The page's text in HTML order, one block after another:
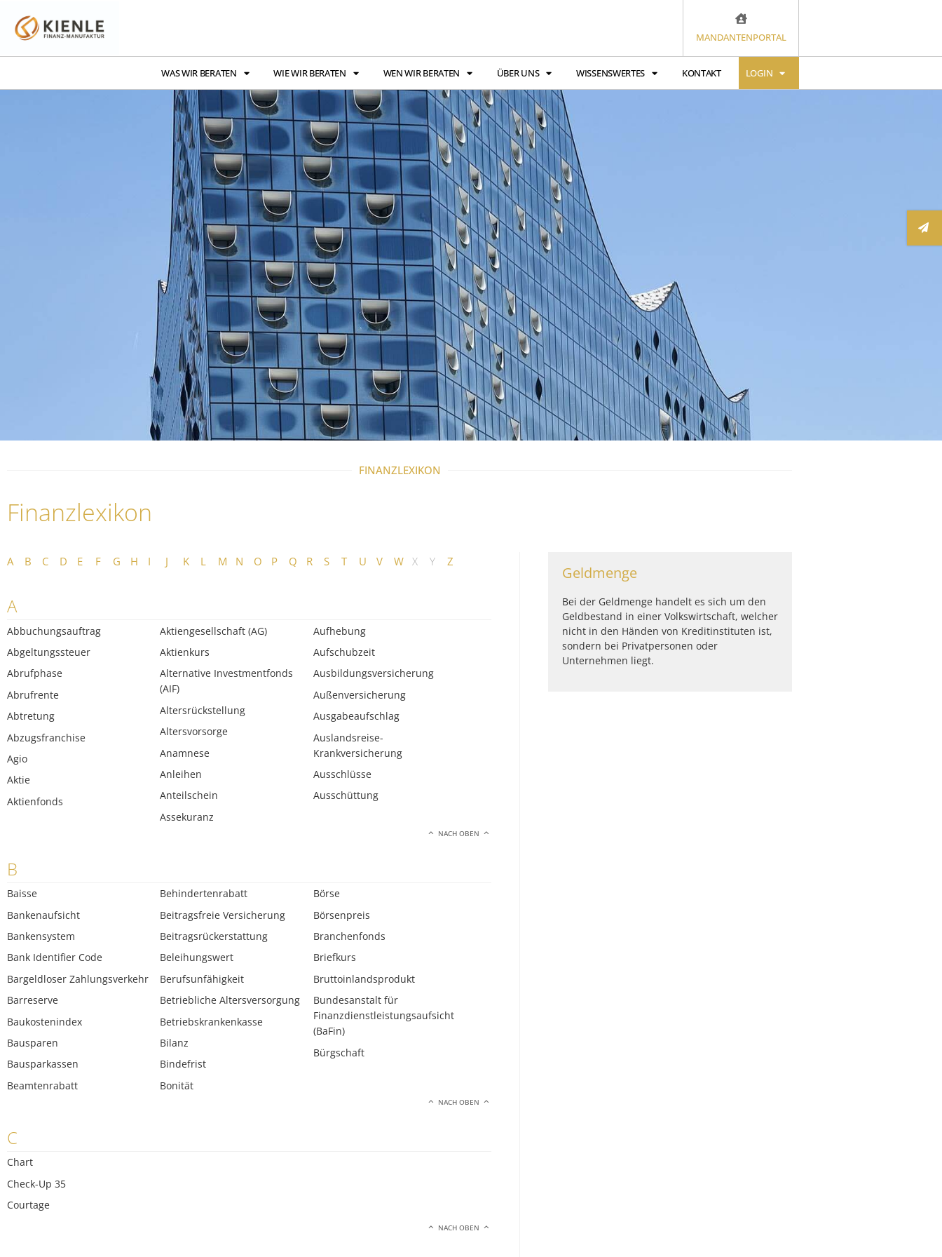
MANDANTENPORTAL
WAS WIR BERATEN WIE WIR BERATEN WEN WIR BERATEN ÜBER UNS WISSENSWERTES KONTAKT LOGIN
FINANZLEXIKON
Finanzlexikon
A B C D E F G H I J K L M N O P Q R S T U V W X Y Z
A
Abbuchungsauftrag
Abgeltungssteuer
Abrufphase
Abrufrente
Abtretung
Abzugsfranchise
Agio
Aktie
Aktienfonds
Aktiengesellschaft (AG)
Aktienkurs
Alternative Investmentfonds
(AIF)
Altersrückstellung
Altersvorsorge
Anamnese
Anleihen
Anteilschein
Assekuranz
Aufhebung
Aufschubzeit
Ausbildungsversicherung
Außenversicherung
Ausgabeaufschlag
Auslandsreise-
Krankversicherung
Ausschlüsse
Ausschüttung
NACH OBEN
B
Baisse
Bankenaufsicht
Bankensystem
Bank Identifier Code
Bargeldloser Zahlungsverkehr
Barreserve
Baukostenindex
Bausparen
Bausparkassen
Beamtenrabatt
Behindertenrabatt
Beitragsfreie Versicherung
Beitragsrückerstattung
Beleihungswert
Berufsunfähigkeit
Betriebliche Altersversorgung
Betriebskrankenkasse
Bilanz
Bindefrist
Bonität
Börse
Börsenpreis
Branchenfonds
Briefkurs
Bruttoinlandsprodukt
Bundesanstalt für
Finanzdienstleistungsaufsicht
(BaFin)
Bürgschaft
NACH OBEN
C
Chart
Check-Up 35
Courtage
NACH OBEN
Geldmenge
Bei der Geldmenge handelt es sich um den
Geldbestand in einer Volkswirtschaft, welcher
nicht in den Händen von Kreditinstituten ist,
sondern bei Privatpersonen oder
Unternehmen liegt.